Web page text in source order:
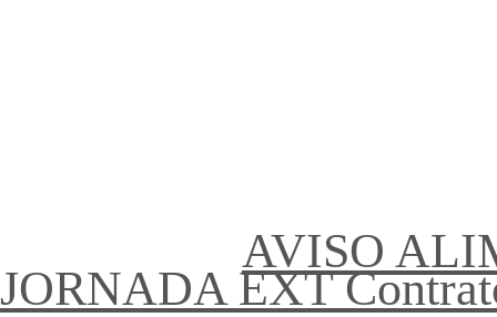
AVISO
JORNADA EXT